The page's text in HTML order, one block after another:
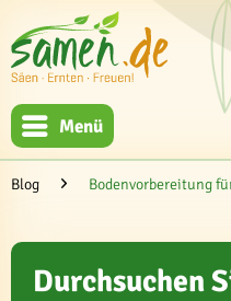
Menü
Blog Bodenvorbereitung
Durchsuchen